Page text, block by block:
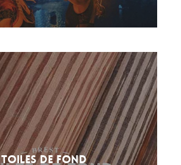
Toiles de fond